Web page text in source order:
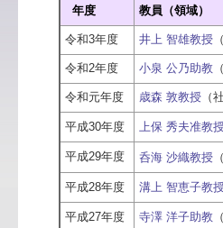
年度 教員（領域）
令和3年度 井上 智雄教授
令和2年度 小泉 公乃助教
令和元年度 歳森 敦教授 （
平成30年度 上保 秀夫准教
平成29年度 呑海 沙織教授
平成28年度 溝上 智恵子教
平成27年度 寺澤 洋子助教